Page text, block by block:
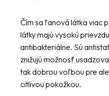
Čím sa ľanová látka viac
látky majú vysokú
antibakteriálne. Sú
znižujú možnosť
tak dobrou voľbou pre
citlivou pokožkou.